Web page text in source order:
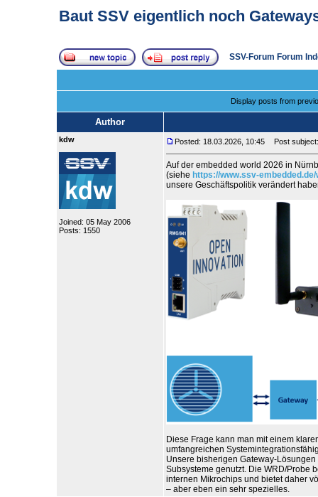
Baut SSV eigentlich noch
SSV-Forum Forum
Display posts from
Author
kdw
Joined: 05 May 2006
Posts: 1550
Posted: 18.03.2026, 10:45 Post
Auf der embedded world 2026 in
(siehe https://www.ssv-
unsere Geschäftspolitik verändert
Diese Frage kann man mit einem
umfangreichen
Unsere bisherigen Gateway-
Subsysteme genutzt. Die WRD/Probe
internen Mikrochips und bietet daher
– aber eben ein sehr spezielles.